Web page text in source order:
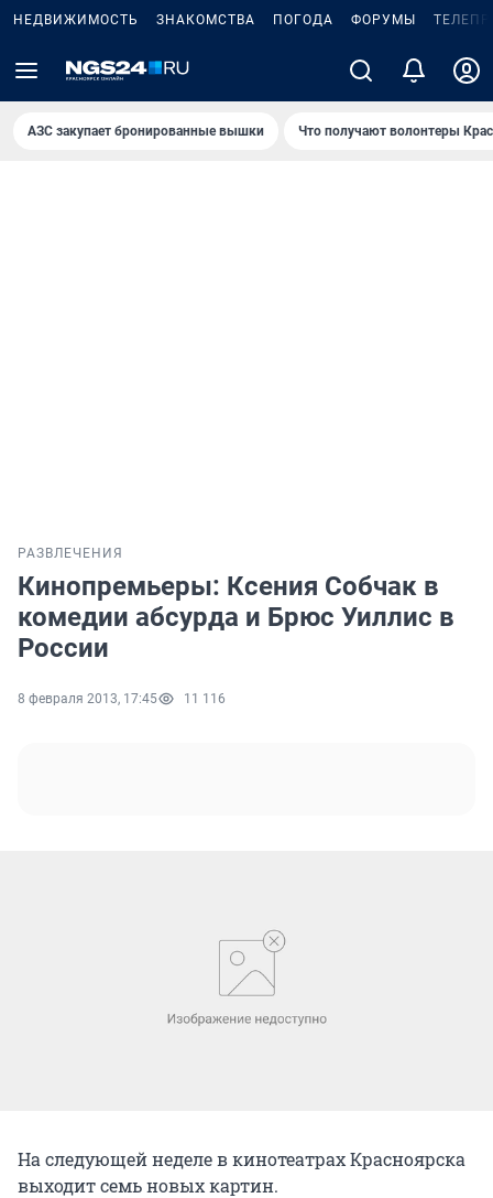
НЕДВИЖИМОСТЬ ЗНАКОМСТВА ПОГОДА ФОРУМЫ
AЗС закупает бронированные вышки Что получают волонтеры
РАЗВЛЕЧЕНИЯ
Кинопремьеры: Ксения Собчак в
комедии абсурда и Брюс Уиллис в
России
8 февраля 2013, 17:45 11 116
На следующей неделе в кинотеатрах Красноярска
выходит семь новых картин.